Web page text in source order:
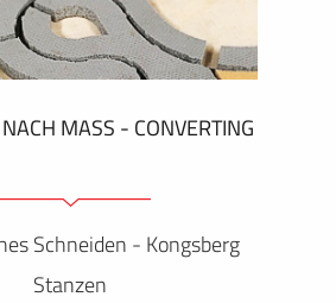
MASS - CONVERTING
Schneiden - Kongsberg
Stanzen